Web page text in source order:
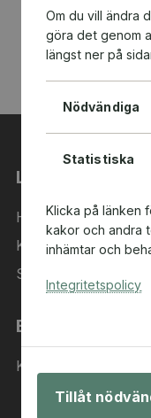
Om du vill ändra
göra det genom
längst ner på
Nödvändiga
Statistiska
Klicka på länken
kakor och andra
inhämtar och
Integritetspolicy
Tillåt
Länkar
Hem
Kategorier
Sök i sortimentet
Behöver du
Kontakta oss